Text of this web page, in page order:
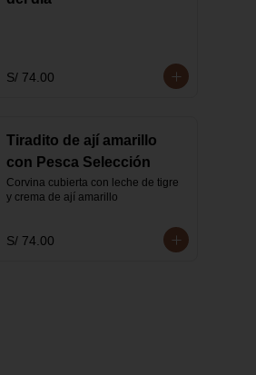
S/ 74.00
Tiradito de ají amarillo
con Pesca Selección
Corvina cubierta con leche de tigre
y crema de ají amarillo
S/ 74.00